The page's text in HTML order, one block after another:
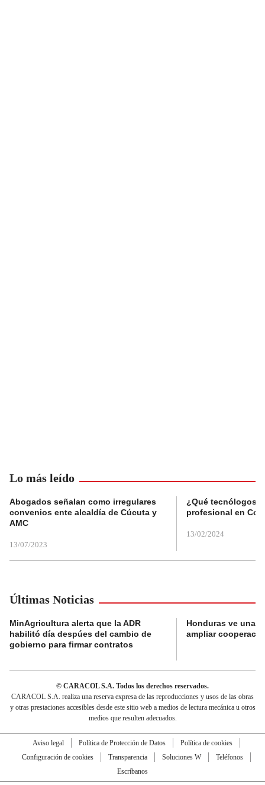
Lo más leído
Abogados señalan como irregulares
convenios ente alcaldía de Cúcuta y
AMC
13/07/2023
¿Qué tecnólogos
profesional en
13/02/2024
Últimas Noticias
MinAgricultura alerta que la ADR
habilitó día despúes del cambio de
gobierno para firmar contratos
Honduras ve una
ampliar
© CARACOL S.A. Todos los derechos reservados.
CARACOL S.A. realiza una reserva expresa de las reproducciones y usos de las obras
y otras prestaciones accesibles desde este sitio web a medios de lectura mecánica u otros
medios que resulten adecuados.
Aviso legal Política de Protección de Datos
Política de cookies
Configuración de cookies
Transparencia Soluciones W
Teléfonos
Escríbanos